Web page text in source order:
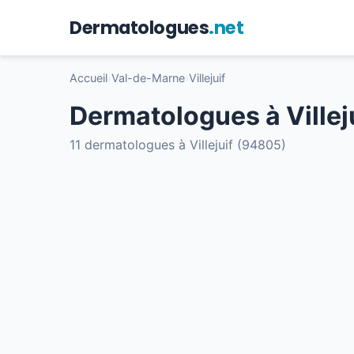
Dermatologues.net
Accueil Val-de-Marne Villejuif
Dermatologues à
11 dermatologues à Villejuif (94805)